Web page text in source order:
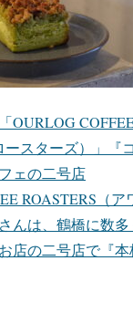
OURLOG
ースターズ）」『
ェの二号店
ROASTERS（
んは、鶴橋に数
店の二号店で『